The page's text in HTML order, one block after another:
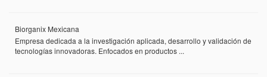
Biorganix Mexicana
Empresa dedicada a la investigación aplicada, desarrollo y validación de
tecnologías innovadoras. Enfocados en productos ...